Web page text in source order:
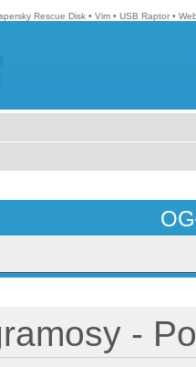
Rescue Disk • Vim • USB Raptor •
-